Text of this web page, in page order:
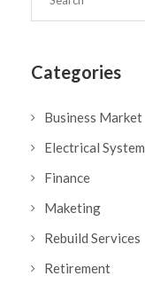
Categories
Business Market
Electrical System
Finance
Maketing
Rebuild Services
Retirement